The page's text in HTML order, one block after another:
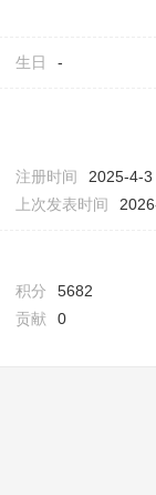
生日 -
注册时间
2025-4-
上次发表时间
积分
5682
贡献 0